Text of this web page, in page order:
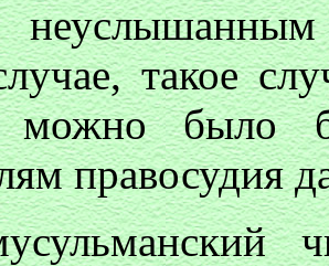
такое
можно было
правосудия